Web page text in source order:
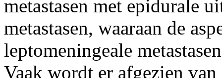
metastasen met epidurale
metastasen, waaraan de
leptomeningeale
Vaak wordt er afgezien